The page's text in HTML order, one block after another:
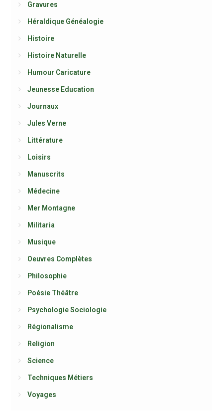
Gravures
Héraldique Généalogie
Histoire
Histoire Naturelle
Humour Caricature
Jeunesse Education
Journaux
Jules Verne
Littérature
Loisirs
Manuscrits
Médecine
Mer Montagne
Militaria
Musique
Oeuvres Complètes
Philosophie
Poésie Théâtre
Psychologie Sociologie
Régionalisme
Religion
Science
Techniques Métiers
Voyages